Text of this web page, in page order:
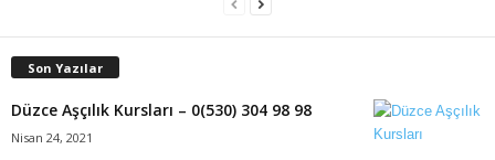
Son Yazılar
Düzce Aşçılık Kursları – 0(530) 304 98 98
Nisan 24, 2021